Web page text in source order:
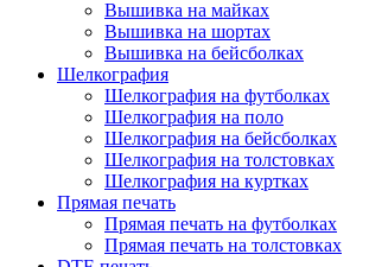
Вышивка на майках
Вышивка на шортах
Вышивка на бейсболках
Шелкография
Шелкография на футболках
Шелкография на поло
Шелкография на бейсболках
Шелкография на толстовках
Шелкография на куртках
Прямая печать
Прямая печать на футболках
Прямая печать на толстовках